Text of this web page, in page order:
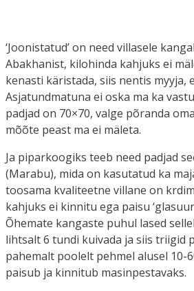
‘Joonistatud’ on need villasele
Abakhanist, kilohinda kahjuks ei
kenasti käristada, siis nentis myyja,
Asjatundmatuna ei oska ma ka
padjad on 70×70, valge põranda
mõõte peast ma ei mäleta.
Ja piparkoogiks teeb need padjad
(Marabu), mida on kasutatud ka
toosama kvaliteetne villane on
kahjuks ei kinnitu ega paisu
Õhemate kangaste puhul lased
lihtsalt 6 tundi kuivada ja siis triigid
pahemalt poolelt pehmel alusel 10-
paisub ja kinnitub masinpestavaks.